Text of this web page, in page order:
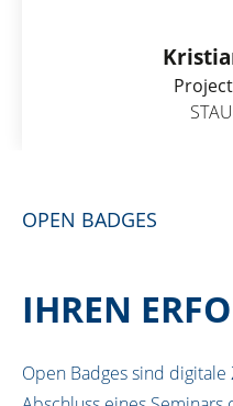
OPEN BADGES
IHREN
Open Badges sind